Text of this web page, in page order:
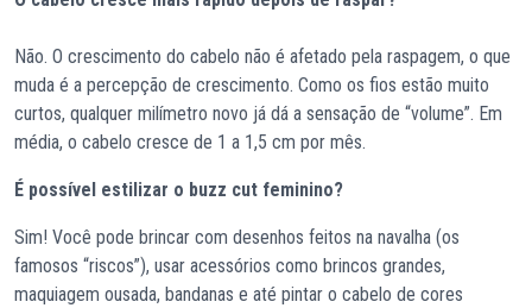
Não. O crescimento do cabelo não é afetado pela raspagem, o que
muda é a percepção de crescimento. Como os fios estão muito
curtos, qualquer milímetro novo já dá a sensação de “volume”. Em
média, o cabelo cresce de 1 a 1,5 cm por mês.
É possível estilizar o buzz cut feminino?
Sim! Você pode brincar com desenhos feitos na navalha (os
famosos “riscos”), usar acessórios como brincos grandes,
maquiagem ousada, bandanas e até pintar o cabelo de cores